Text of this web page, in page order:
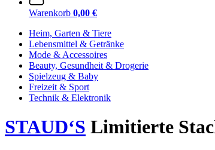
Warenkorb 0,00 €
Heim, Garten & Tiere
Lebensmittel & Getränke
Mode & Accessoires
Beauty, Gesundheit & Drogerie
Spielzeug & Baby
Freizeit & Sport
Technik & Elektronik
STAUD‘S Limitierte